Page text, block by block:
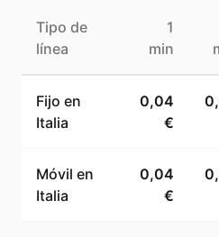
Tipo de
línea
1
min
Fijo en
Italia
0,04
€
Móvil en
Italia
0,04
€